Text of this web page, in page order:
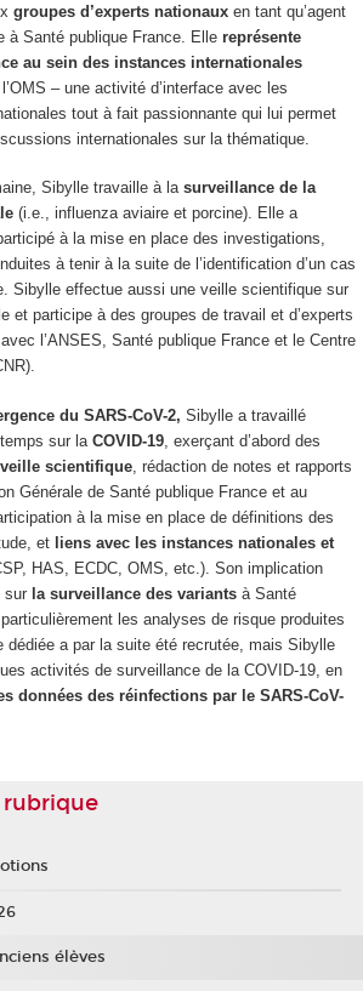
groupes d’experts nationaux en tant qu’agent
à Santé publique France. Elle représente
au sein des instances internationales
– une activité d’interface avec les
tout à fait passionnante qui lui permet
internationales sur la thématique.
Sibylle travaille à la surveillance de la
(i.e., influenza aviaire et porcine). Elle a
à la mise en place des investigations,
à tenir à la suite de l’identification d’un cas
Sibylle effectue aussi une veille scientifique sur
et participe à des groupes de travail et d’experts
l’ANSES, Santé publique France et le Centre
du SARS-CoV-2, Sibylle a travaillé
sur la COVID-19, exerçant d’abord des
veille scientifique, rédaction de notes et rapports
Générale de Santé publique France et au
à la mise en place de définitions des
et liens avec les instances nationales et
HAS, ECDC, OMS, etc.). Son implication
sur la surveillance des variantsà Santé
les analyses de risque produites
dédiée a par la suite été recrutée, mais Sibylle
activités de surveillance de la COVID-19, en
données des réinfections par le SARS-CoV-
rubrique
élèves